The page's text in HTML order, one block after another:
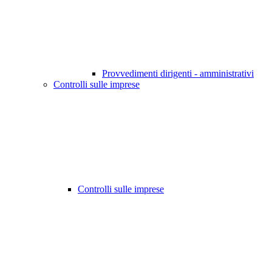
Provvedimenti dirigenti - amministrativi
Controlli sulle imprese
Controlli sulle imprese